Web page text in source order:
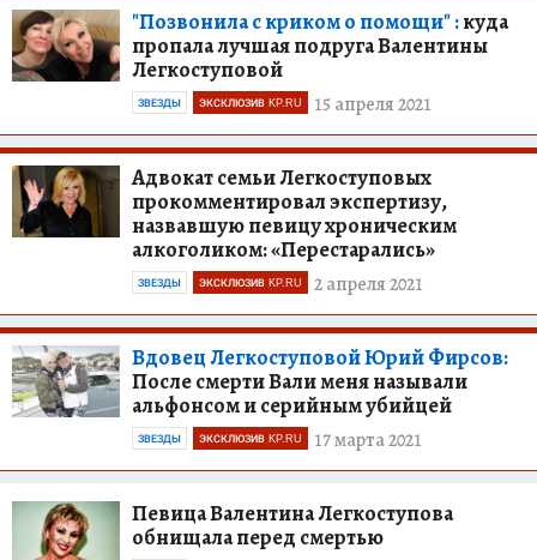
"Позвонила с криком о помощи" :куда
пропала лучшая подруга Валентины
Легкоступовой
15 апреля 2021
ЗВЕЗДЫ ЭКСКЛЮЗИВ KP.RU
Адвокат семьи Легкоступовых
прокомментировал экспертизу,
назвавшую певицу хроническим
алкоголиком: «Перестарались»
2 апреля 2021
ЗВЕЗДЫ ЭКСКЛЮЗИВ KP.RU
Вдовец Легкоступовой Юрий Фирсов:
После смерти Вали меня называли
альфонсом и серийным убийцей
17 марта 2021
ЗВЕЗДЫ ЭКСКЛЮЗИВ KP.RU
Певица Валентина Легкоступова
обнищала перед смертью